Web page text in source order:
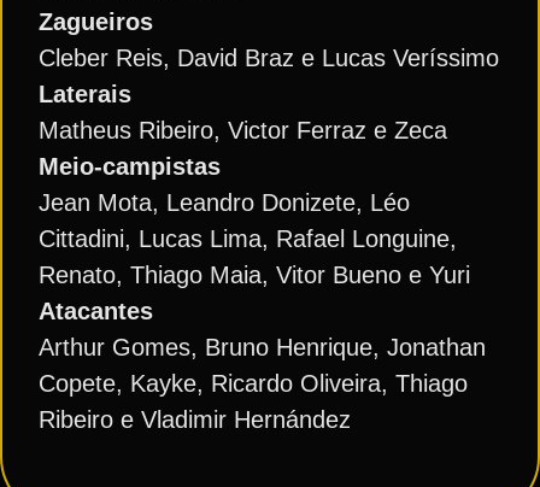
Zagueiros
Cleber Reis, David Braz e Lucas Veríssimo
Laterais
Matheus Ribeiro, Victor Ferraz e Zeca
Meio-campistas
Jean Mota, Leandro Donizete, Léo
Cittadini, Lucas Lima, Rafael Longuine,
Renato, Thiago Maia, Vitor Bueno e Yuri
Atacantes
Arthur Gomes, Bruno Henrique, Jonathan
Copete, Kayke, Ricardo Oliveira, Thiago
Ribeiro e Vladimir Hernández